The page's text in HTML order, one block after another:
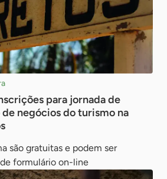
para jornada de
negócios do turismo na
são gratuitas e podem ser
formulário on-line